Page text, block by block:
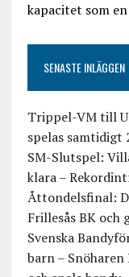
kapacitet som
SENASTE INLÄGGEN
Trippel-VM till
spelas samtidigt
SM-Slutspel:
klara –
Åttondelsfinal:
Frillesås BK och
Svenska
barn –